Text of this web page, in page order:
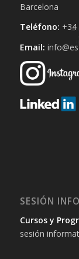
Barcelona
Teléfono: +34
Email:
SESIÓN
Cursos y
sesión